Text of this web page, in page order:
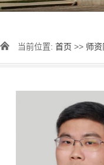
当前位置: 首页 >> 师资